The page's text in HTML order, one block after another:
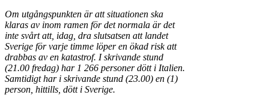
Om utgångspunkten är att situationen ska
klaras av inom ramen för det normala är det
inte svårt att, idag, dra slutsatsen att landet
Sverige för varje timme löper en ökad risk att
drabbas av en katastrof. I skrivande stund
(21.00 fredag) har 1 266 personer dött i Italien.
Samtidigt har i skrivande stund (23.00) en (1)
person, hittills, dött i Sverige.